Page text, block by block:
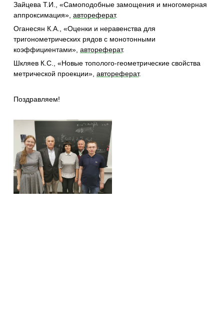
Зайцева Т.И., «Самоподобные замощения и многомерная
аппроксимация», автореферат.
Оганесян К.А., «Оценки и неравенства для
тригонометрических рядов с монотонными
коэффициентами», автореферат.
Шкляев К.С., «Новые тополого-геометрические свойства
метрической проекции», автореферат.
Поздравляем!